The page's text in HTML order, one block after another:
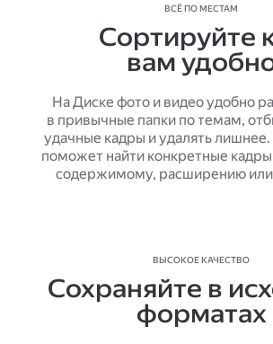
ВСЁ ПО МЕСТАМ
Сортируйте
вам
На Диске фото и видео удобно
в привычные папки по темам,
удачные кадры и удалять
поможет найти конкретные
содержимому, расширению или
ВЫСОКОЕ КАЧЕСТВО
Сохраняйте в
форматах